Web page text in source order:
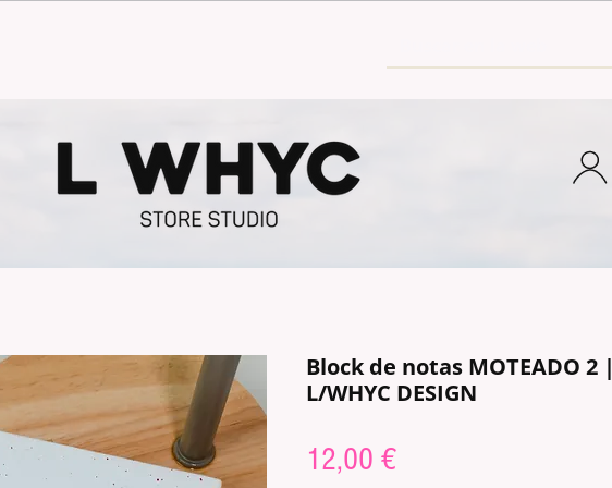
Block de notas MOTEADO 2 |
L/WHYC DESIGN
12,00 €Preis